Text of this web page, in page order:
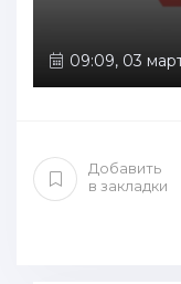
09:09, 03
Добавить
в закладки